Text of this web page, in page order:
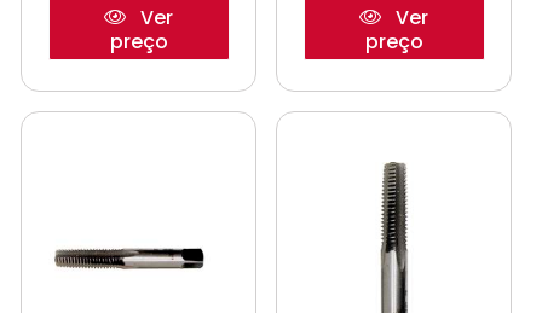
Ver
preço
Ver
preço